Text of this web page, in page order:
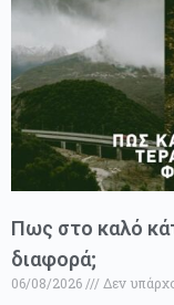
Πως στο καλό
διαφορά;
06/08/2026
Δεν